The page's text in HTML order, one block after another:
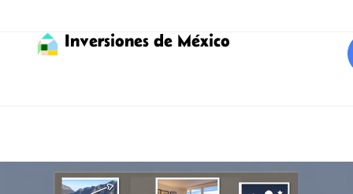
Inversiones de México